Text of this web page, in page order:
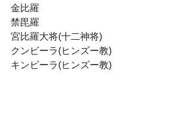
金比羅
禁毘羅
宮比羅大将(十二神将)
クンビーラ(ヒンズー教)
キンビーラ(ヒンズー教)